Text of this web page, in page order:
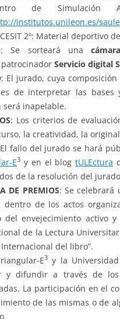
de
institutos.unileon.es/
2º: Material deportivo
: Se sorteará una
Servicio digital
: El jurado, cuya
de interpretar las
será inapelable.
: Los criterios de
la creatividad, la
fallo del jurado se hará
E3 y en el blogtULEctura
de la resolución del
DE PREMIOS: Se celebrará
de los actos
del envejecimiento activo
de la Lectura
Internacional del libro”.
E3 y la
y difundir a través de
La participación en el
de las mismas o de